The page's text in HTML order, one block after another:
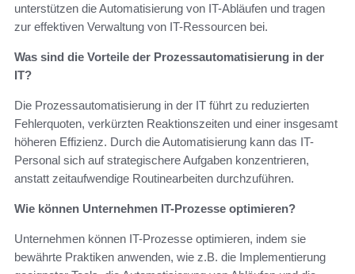
unterstützen die Automatisierung von IT-Abläufen und tragen
zur effektiven Verwaltung von IT-Ressourcen bei.
Was sind die Vorteile der Prozessautomatisierung in der
IT?
Die Prozessautomatisierung in der IT führt zu reduzierten
Fehlerquoten, verkürzten Reaktionszeiten und einer insgesamt
höheren Effizienz. Durch die Automatisierung kann das IT-
Personal sich auf strategischere Aufgaben konzentrieren,
anstatt zeitaufwendige Routinearbeiten durchzuführen.
Wie können Unternehmen IT-Prozesse optimieren?
Unternehmen können IT-Prozesse optimieren, indem sie
bewährte Praktiken anwenden, wie z.B. die Implementierung